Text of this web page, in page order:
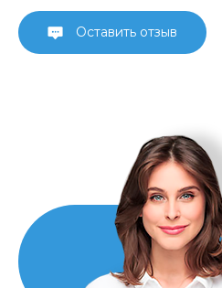
Оставить отзыв